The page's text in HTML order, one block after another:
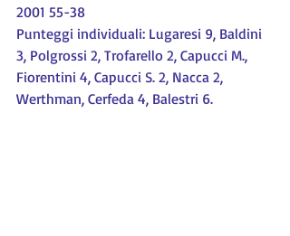
2001 55-38
Punteggi individuali: Lugaresi 9, Baldini
3, Polgrossi 2, Trofarello 2, Capucci M.,
Fiorentini 4, Capucci S. 2, Nacca 2,
Werthman, Cerfeda 4, Balestri 6.